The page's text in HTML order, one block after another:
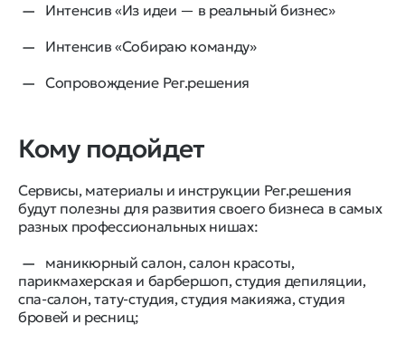
Интенсив «Из идеи — в реальный бизнес»
Интенсив «Собираю команду»
Сопровождение Рег.решения
Кому подойдет
Сервисы, материалы и инструкции Рег.решения
будут полезны для развития своего бизнеса в самых
разных профессиональных нишах:
маникюрный салон, салон красоты,
парикмахерская и барбершоп, студия депиляции,
спа-салон, тату-студия, студия макияжа, студия
бровей и ресниц;